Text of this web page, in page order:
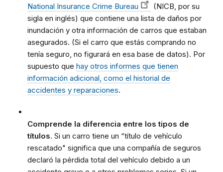
National Insurance Crime Bureau
(NICB, por su
sigla en inglés) que contiene una lista de daños por
inundación y otra información de carros que estaban
asegurados. (Si el carro que estás comprando no
tenía seguro, no figurará en esa base de datos). Por
supuesto que hay otros informes que tienen
información adicional, como el historial de
accidentes y reparaciones.
Comprende la diferencia entre los tipos de
títulos. Si un carro tiene un “título de vehículo
rescatado" significa que una compañía de seguros
declaró la pérdida total del vehículo debido a un